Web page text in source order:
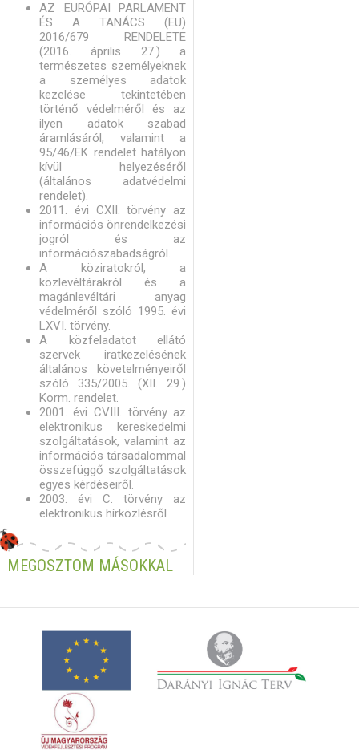
AZ EURÓPAI PARLAMENT
ÉS A TANÁCS (EU)
2016/679 RENDELETE
(2016. április 27.) a
természetes személyeknek
a személyes adatok
kezelése tekintetében
történő védelméről és az
ilyen adatok szabad
áramlásáról, valamint a
95/46/EK rendelet hatályon
kívül helyezéséről
(általános adatvédelmi
rendelet).
2011. évi CXII. törvény az
információs önrendelkezési
jogról és az
információszabadságról.
A köziratokról, a
közlevéltárakról és a
magánlevéltári anyag
védelméről szóló 1995. évi
LXVI. törvény.
A közfeladatot ellátó
szervek iratkezelésének
általános követelményeiről
szóló 335/2005. (XII. 29.)
Korm. rendelet.
2001. évi CVIII. törvény az
elektronikus kereskedelmi
szolgáltatások, valamint az
információs társadalommal
összefüggő szolgáltatások
egyes kérdéseiről.
2003. évi C. törvény az
elektronikus hírközlésről
MEGOSZTOM MÁSOKKAL